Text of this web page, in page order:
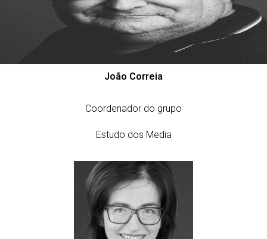
João Correia
Coordenador do grupo
Estudo dos Media